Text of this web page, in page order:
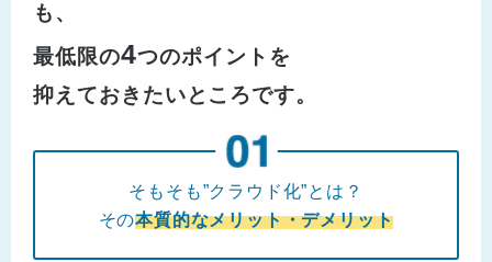
も、
最低限の4つのポイントを
抑えておきたいところです。
そもそも”クラウド化”とは？
その本質的なメリット・デメリット